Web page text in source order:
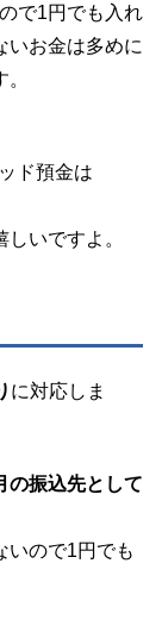
で1円でも入れ
いお金は多めに
ド預金は
いですよ。
に対応しま
の振込先として
いので1円でも